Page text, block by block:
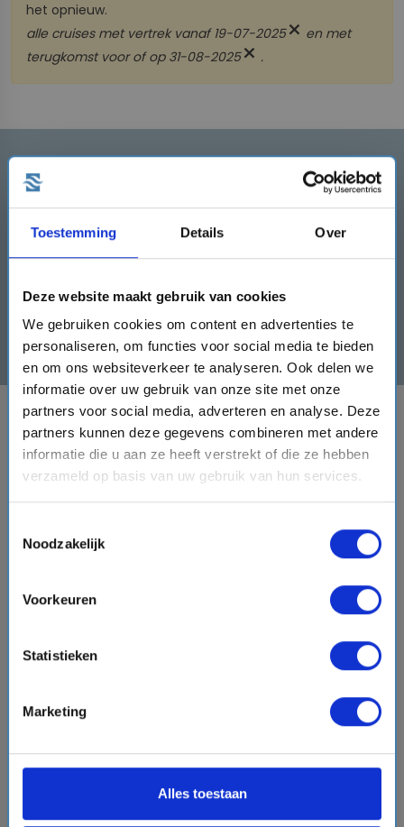
Toestemming Details Over
Deze website maakt gebruik van cookies
We gebruiken cookies om content en advertenties te
personaliseren, om functies voor social media te bieden
en om ons websiteverkeer te analyseren. Ook delen we
informatie over uw gebruik van onze site met onze
partners voor social media, adverteren en analyse. Deze
partners kunnen deze gegevens combineren met andere
informatie die u aan ze heeft verstrekt of die ze hebben
verzameld op basis van uw gebruik van hun services.
Noodzakelijk
Voorkeuren
Statistieken
Marketing
Alles toestaan
het opnieuw.
alle cruises met vertrek vanaf 19-07-2025close en met
terugkomst voor of op 31-08-2025close .
Schrijf je in en ontvang direct
kortingscode direct!
Inschrijven
BESTEMMINGEN
VERTREKHAVENS